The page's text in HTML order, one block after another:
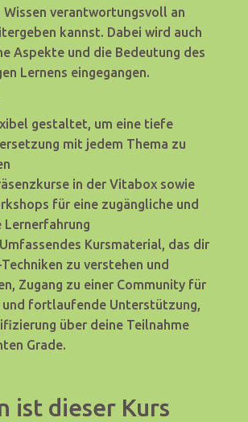
Wissen verantwortungsvoll an
kannst. Dabei wird auch
Aspekte und die Bedeutung des
Lernens eingegangen.
gestaltet, um eine tiefe
mit jedem Thema zu
in der Vitabox sowie
für eine zugängliche und
Kursmaterial, das dir
zu verstehen und
Zugang zu einer Community für
und fortlaufende Unterstützung,
über deine Teilnahme
Grade.
ist dieser Kurs